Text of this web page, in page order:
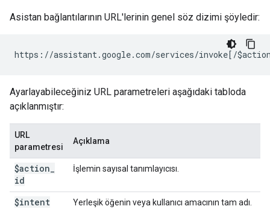
Asistan bağlantılarının URL'lerinin genel söz dizimi şöyledir:
Ayarlayabileceğiniz URL parametreleri aşağıdaki tabloda
açıklanmıştır:
URL
parametresi
Açıklama
$action
id
İşlemin sayısal tanımlayıcısı.
$intent Yerleşik öğenin veya kullanıcı amacının tam adı.